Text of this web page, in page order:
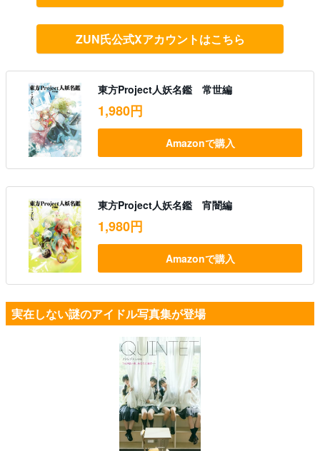
ZUN氏公式Xアカウントはこちら
東方Project人妖名鑑 常世編
1,980円
Amazonで購入
東方Project人妖名鑑 宵闇編
1,980円
Amazonで購入
実在しない謎のアイドル写真集が登場